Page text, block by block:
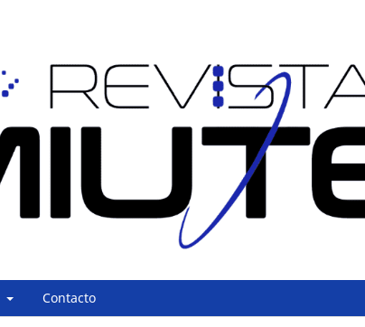
Contacto